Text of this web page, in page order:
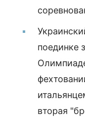
поединке
вторая